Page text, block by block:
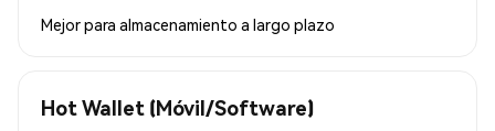
Mejor para almacenamiento a largo plazo
Hot Wallet (Móvil/Software)